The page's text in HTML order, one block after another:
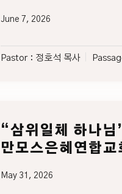
June 7, 2026
Pastor : 정호석 목사
“삼위일체 하나
만모스은혜연합교
May 31, 2026